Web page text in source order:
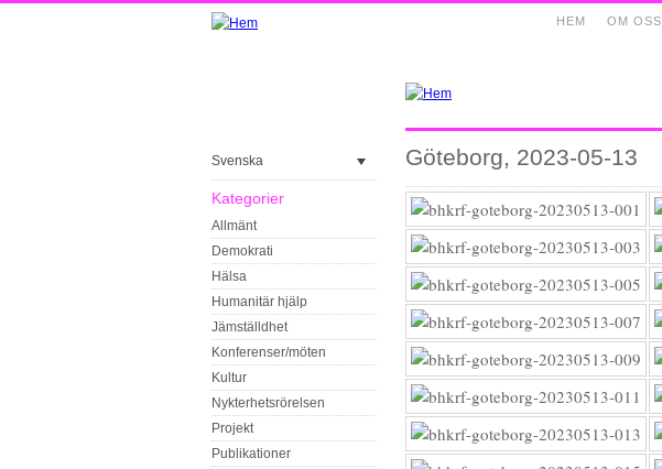
OM OSS
HEM
Svenska
Kategorier
Allmänt
Demokrati
Hälsa
Humanitär hjälp
Jämställdhet
Konferenser/möten
Kultur
Nykterhetsrörelsen
Projekt
Publikationer
Göteborg, 2023-05-13